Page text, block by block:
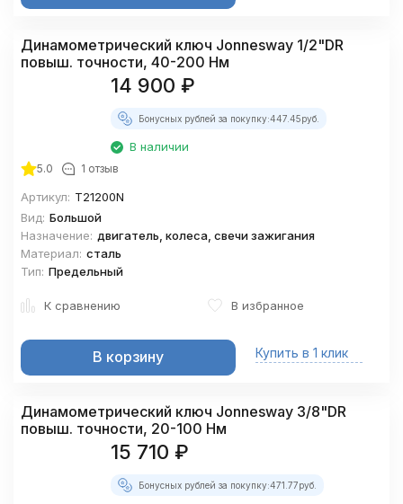
Динамометрический ключ Jonnesway 1/2"DR
повыш. точности, 40-200 Нм
14 900 ₽
Бонусных рублей за покупку:447.45руб.
В наличии
5.0 1 отзыв
Артикул: T21200N
Вид: Большой
Назначение: двигатель, колеса, свечи зажигания
Материал: сталь
Тип: Предельный
К сравнению В избранное
В корзину Купить в 1 клик
Динамометрический ключ Jonnesway 3/8"DR
повыш. точности, 20-100 Нм
15 710 ₽
Бонусных рублей за покупку:471.77руб.